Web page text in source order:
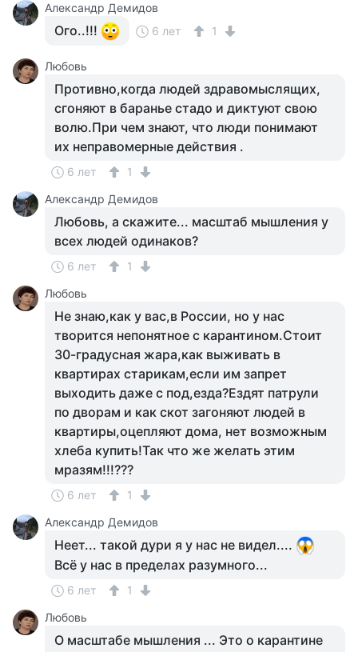
Александр Демидов
Ого..!!! 6 лет 1
Любовь
Противно,когда людей здравомыслящих,
сгоняют в баранье стадо и диктуют свою
волю.При чем знают, что люди понимают
их неправомерные действия .
6 лет
1
Александр Демидов
Любовь, а скажите... масштаб мышления у
всех людей одинаков?
6 лет
1
Любовь
Не знаю,как у вас,в России, но у нас
творится непонятное с карантином.Стоит
30-градусная жара,как выживать в
квартирах старикам,если им запрет
выходить даже с под,езда?Ездят патрули
по дворам и как скот загоняют людей в
квартиры,оцепляют дома, нет возможным
хлеба купить!Так что же желать этим
мразям!!!???
6 лет
1
Александр Демидов
Неет... такой дури я у нас не видел....
Всё у нас в пределах разумного...
6 лет
1
Любовь
О масштабе мышления ... Это о карантине